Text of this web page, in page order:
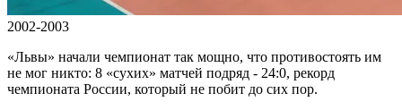
2002-2003
«Львы» начали чемпионат так мощно, что противостоять им
не мог никто: 8 «сухих» матчей подряд - 24:0, рекорд
чемпионата России, который не побит до сих пор.